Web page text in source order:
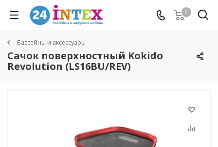
0
Бассейны и аксессуары
Сачок поверхностный Kokido
Revolution (LS16BU/REV)